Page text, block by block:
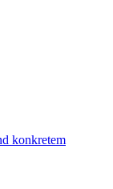
konkretem